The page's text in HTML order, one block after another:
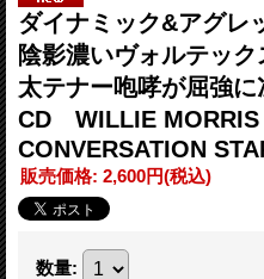
ダイナミック&アグレ
陰影濃いヴォルテッ
太テナー咆哮が屈強
CD WILLIE MORRIS
CONVERSATION
販売価格: 2,600円(税込)
数量: